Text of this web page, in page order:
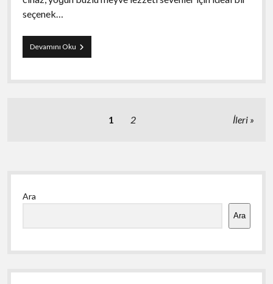
seçenek…
Devamını OkuVozol
Gear
Lush
1 2 İleri
Yan
Menü
Ara
Ara